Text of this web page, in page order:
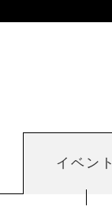
イベント